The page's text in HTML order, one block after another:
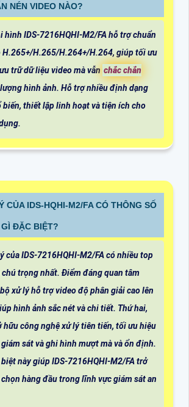
NÉN VIDEO NÀO?
hình IDS-7216HQHI-M2/FA hỗ trợ chuẩn
H.265+/H.265/H.264+/H.264, giúp tối ưu
trữ dữ liệu video mà vẫn chắc chắn
hình ảnh. Hỗ trợ nhiều định dạng
biến, thiết lập linh hoạt và tiện ích cho
CỦA IDS-HQHI-M2/FA CÓ THÔNG SỐ
ĐẶC BIỆT?
của IDS-7216HQHI-M2/FA có nhiều top
trọng nhất. Điểm đáng quan tâm
xử lý hỗ trợ video độ phân giải cao lên
hình ảnh sắc nét và chi tiết. Thứ hai,
hữu công nghệ xử lý tiên tiến, tối ưu hiệu
sát và ghi hình mượt mà và ổn định.
này giúp IDS-7216HQHI-M2/FA trở
hàng đầu trong lĩnh vực giám sát an